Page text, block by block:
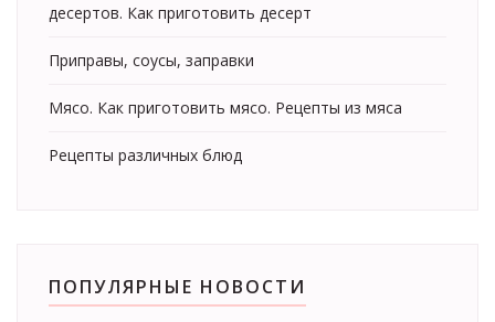
десертов. Как приготовить десерт
Приправы, соусы, заправки
Мясо. Как приготовить мясо. Рецепты из мяса
Рецепты различных блюд
ПОПУЛЯРНЫЕ НОВОСТИ